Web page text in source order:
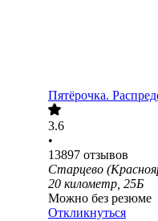
Пятёрочка.
3.6
•
13897 отзывов
Старцево
20 километр, 25Б
Можно без резюме
Откликнуться